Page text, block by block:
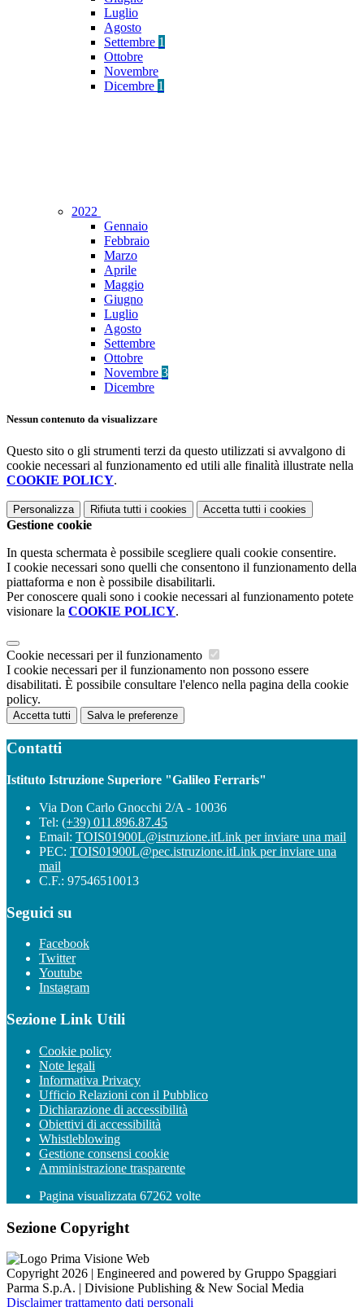
Luglio
Agosto
Settembre 1
Ottobre
Novembre
Dicembre 1
2022
Gennaio
Febbraio
Marzo
Aprile
Maggio
Giugno
Luglio
Agosto
Settembre
Ottobre
Novembre 3
Dicembre
Nessun contenuto da visualizzare
Questo sito o gli strumenti terzi da questo utilizzati si avvalgono di
cookie necessari al funzionamento ed utili alle finalità illustrate nella
COOKIE POLICY.
Personalizza Rifiuta tutti i cookies Accetta tutti i cookies
Gestione cookie
In questa schermata è possibile scegliere quali cookie consentire.
I cookie necessari sono quelli che consentono il funzionamento della
piattaforma e non è possibile disabilitarli.
Per conoscere quali sono i cookie necessari al funzionamento potete
visionare la COOKIE POLICY.
Cookie necessari per il funzionamento
I cookie necessari per il funzionamento non possono essere
disabilitati. È possibile consultare l'elenco nella pagina della cookie
policy.
Accetta tutti Salva le preferenze
Contatti
Istituto Istruzione Superiore "Galileo Ferraris"
Via Don Carlo Gnocchi 2/A - 10036
Tel: (+39) 011.896.87.45
Email: TOIS01900L@istruzione.itLink per inviare una mail
PEC: TOIS01900L@pec.istruzione.itLink per inviare una
mail
C.F.: 97546510013
Seguici su
Facebook
Twitter
Youtube
Instagram
Sezione Link Utili
Cookie policy
Note legali
Informativa Privacy
Ufficio Relazioni con il Pubblico
Dichiarazione di accessibilità
Obiettivi di accessibilità
Whistleblowing
Gestione consensi cookie
Amministrazione trasparente
Pagina visualizzata 67262 volte
Sezione Copyright
Copyright 2026 | Engineered and powered by Gruppo Spaggiari
Parma S.p.A. | Divisione Publishing & New Social Media
Disclaimer trattamento dati personali